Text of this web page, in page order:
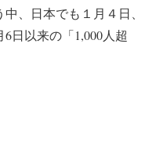
、日本でも１月４日、
日以来の「1,000人超